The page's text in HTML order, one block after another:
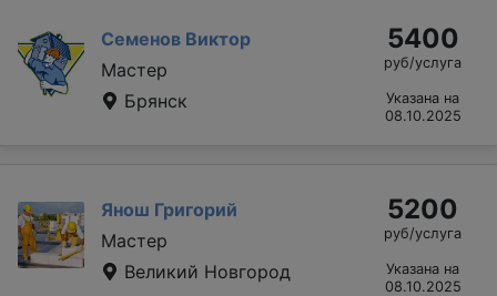
Семенов Виктор
Мастер
Брянск
5400
руб/услуга
Указана на
08.10.2025
Янош Григорий
Мастер
Великий Новгород
5200
руб/услуга
Указана на
08.10.2025